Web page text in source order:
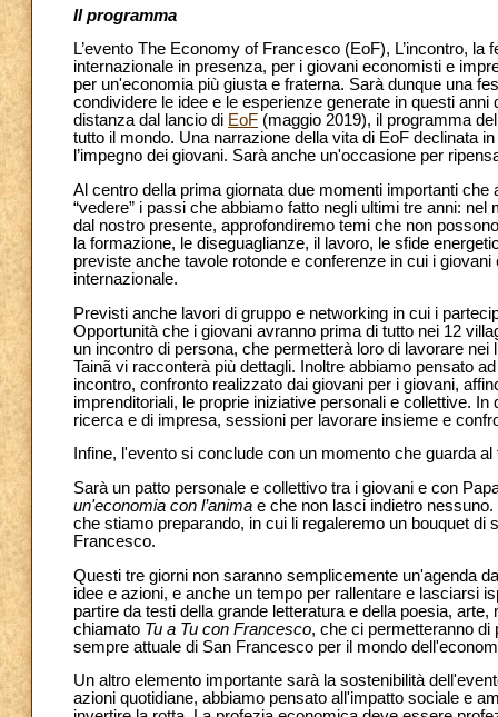
Il programma
L’evento The Economy of Francesco (EoF), L’incontro,
internazionale in presenza, per i giovani economisti e
per un'economia più giusta e fraterna. Sarà dunque una
condividere le idee e le esperienze generate in questi
distanza dal lancio di EoF (maggio 2019), il programma
tutto il mondo. Una narrazione della vita di EoF declinata
l’impegno dei giovani. Sarà anche un'occasione per
Al centro della prima giornata due momenti importanti
“vedere” i passi che abbiamo fatto negli ultimi tre anni:
dal nostro presente, approfondiremo temi che non
la formazione, le diseguaglianze, il lavoro, le sfide
previste anche tavole rotonde e conferenze in cui i
internazionale.
Previsti anche lavori di gruppo e networking in cui i
Opportunità che i giovani avranno prima di tutto nei 12
un incontro di persona, che permetterà loro di lavorare
Tainã vi racconterà più dettagli. Inoltre abbiamo pensato
incontro, confronto realizzato dai giovani per i giovani,
imprenditoriali, le proprie iniziative personali e collettive.
ricerca e di impresa, sessioni per lavorare insieme e
Infine, l'evento si conclude con un momento che guarda
Sarà un patto personale e collettivo tra i giovani e con
un'economia con l’anima e che non lasci indietro
che stiamo preparando, in cui li regaleremo un bouquet
Francesco.
Questi tre giorni non saranno semplicemente un'agenda
idee e azioni, e anche un tempo per rallentare e lasciarsi
partire da testi della grande letteratura e della poesia,
chiamato Tu a Tu con Francesco, che ci permetteranno
sempre attuale di San Francesco per il mondo
Un altro elemento importante sarà la sostenibilità
azioni quotidiane, abbiamo pensato all'impatto sociale e